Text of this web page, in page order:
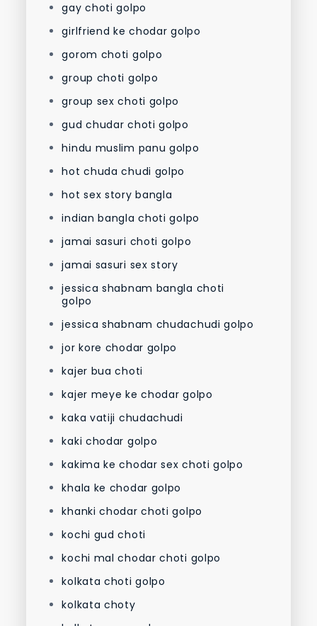
gay choti golpo
girlfriend ke chodar golpo
gorom choti golpo
group choti golpo
group sex choti golpo
gud chudar choti golpo
hindu muslim panu golpo
hot chuda chudi golpo
hot sex story bangla
indian bangla choti golpo
jamai sasuri choti golpo
jamai sasuri sex story
jessica shabnam bangla choti
golpo
jessica shabnam chudachudi golpo
jor kore chodar golpo
kajer bua choti
kajer meye ke chodar golpo
kaka vatiji chudachudi
kaki chodar golpo
kakima ke chodar sex choti golpo
khala ke chodar golpo
khanki chodar choti golpo
kochi gud choti
kochi mal chodar choti golpo
kolkata choti golpo
kolkata choty